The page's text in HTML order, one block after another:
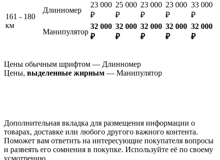
161 - 180
км
Длинномер
23 000
₽
25 000
₽
23 000
₽
23 000
₽
33 000
₽
Манипулятор
32 000
₽
32 000
₽
32 000
₽
32 000
₽
32 000
₽
Цены обычным шрифтом — Длинномер
Цены, выделенные жирным — Манипулятор
Дополнительная вкладка для размещения информации о
товарах, доставке или любого другого важного контента.
Поможет вам ответить на интересующие покупателя вопросы
и развеять его сомнения в покупке. Используйте её по своему